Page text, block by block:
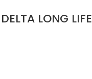
LONG LIFE